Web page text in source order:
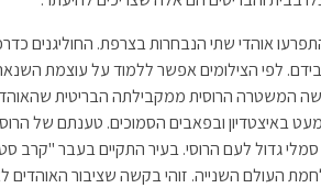
התפרעו אוהדי שתי הנבחרות בצרפת. החוליגנים
לפי הצילומים אפשר ללמוד על עוצמת
המשטרה הרוסית ממקבילתה הבריטית
באיצטדיון ובפאבים הסמוכים. טענתם של
גדול לעם הרוסי. בעיר התקיים בעבר "קרב
העולם השנייה. זוהי בקשה שציבור האוהדים